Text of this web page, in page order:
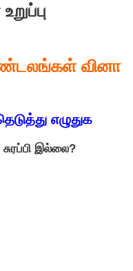
வினா
எழுதுக
இல்லை?